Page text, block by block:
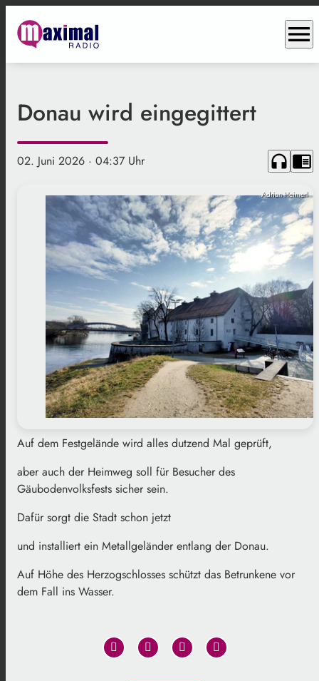
menu
Donau wird eingegittert
02. Juni 2026 · 04:37 Uhr headphones chrome_reader_mode
Adrian Heimerl
Auf dem Festgelände wird alles dutzend Mal geprüft,
aber auch der Heimweg soll für Besucher des
Gäubodenvolksfests sicher sein.
Dafür sorgt die Stadt schon jetzt
und installiert ein Metallgeländer entlang der Donau.
Auf Höhe des Herzogschlosses schützt das Betrunkene vor
dem Fall ins Wasser.